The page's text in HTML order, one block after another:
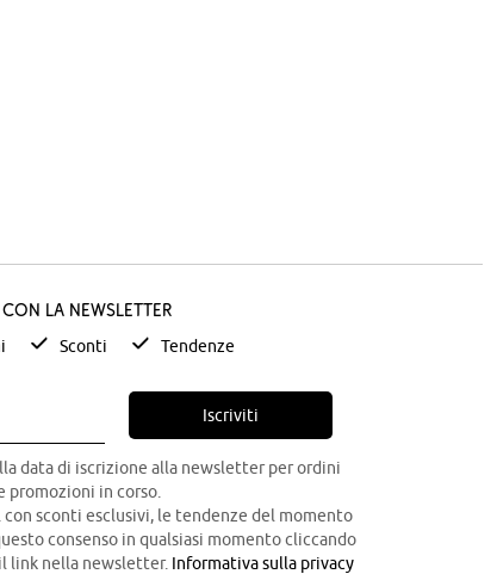
con la newsletter
Sconti Tendenze
Iscriviti
data di iscrizione alla newsletter per ordini
promozioni in corso.
sconti esclusivi, le tendenze del momento
consenso in qualsiasi momento cliccando
link nella newsletter. Informativa sulla privacy